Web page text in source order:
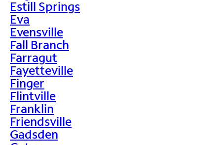
Estill Springs
Eva
Evensville
Fall Branch
Farragut
Fayetteville
Finger
Flintville
Franklin
Friendsville
Gadsden